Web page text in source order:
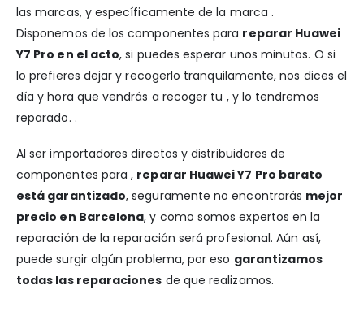
las marcas, y específicamente de la marca .
Disponemos de los componentes para reparar Huawei
Y7 Pro en el acto, si puedes esperar unos minutos. O si
lo prefieres dejar y recogerlo tranquilamente, nos dices el
día y hora que vendrás a recoger tu , y lo tendremos
reparado. .
Al ser importadores directos y distribuidores de
componentes para , reparar Huawei Y7 Pro barato
está garantizado, seguramente no encontrarás mejor
precio en Barcelona, y como somos expertos en la
reparación de la reparación será profesional. Aún así,
puede surgir algún problema, por eso garantizamos
todas las reparaciones de que realizamos.